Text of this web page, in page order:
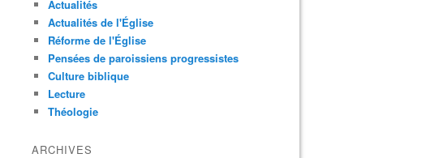
Actualités
Actualités de l'Église
Réforme de l'Église
Pensées de paroissiens progressistes
Culture biblique
Lecture
Théologie
ARCHIVES